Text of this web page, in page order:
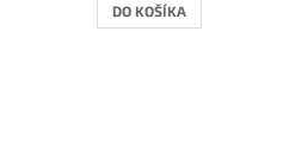
DO KOŠÍKA